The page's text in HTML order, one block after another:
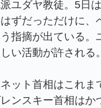
ユダヤ教徒。5日
ずだっただけに
指摘が出ている
い活動が許される
ット首相はこれ
ンスキー首相は